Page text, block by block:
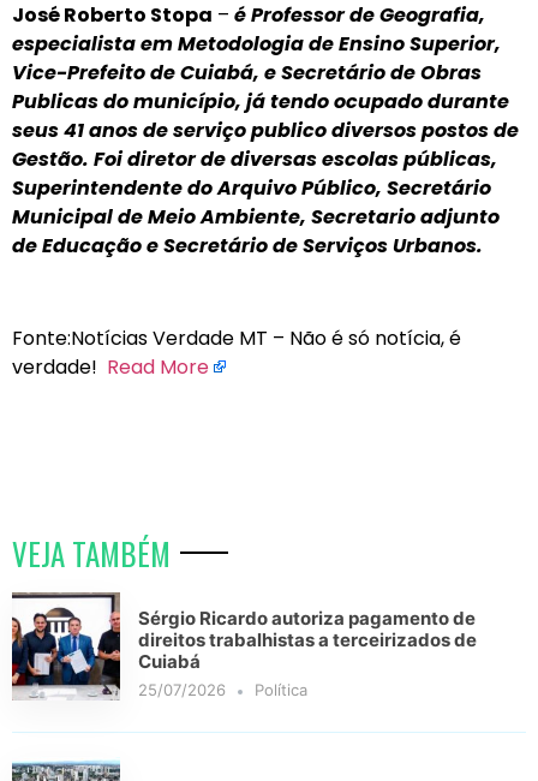
José Roberto Stopa – é Professor de Geografia,
especialista em Metodologia de Ensino Superior,
Vice-Prefeito de Cuiabá, e Secretário de Obras
Publicas do município, já tendo ocupado durante
seus 41 anos de serviço publico diversos postos de
Gestão. Foi diretor de diversas escolas públicas,
Superintendente do Arquivo Público, Secretário
Municipal de Meio Ambiente, Secretario adjunto
de Educação e Secretário de Serviços Urbanos.
Fonte:Notícias Verdade MT – Não é só notícia, é
verdade! Read More
VEJA TAMBÉM
Sérgio Ricardo autoriza pagamento de
direitos trabalhistas a terceirizados de
Cuiabá
25/07/2026 Política